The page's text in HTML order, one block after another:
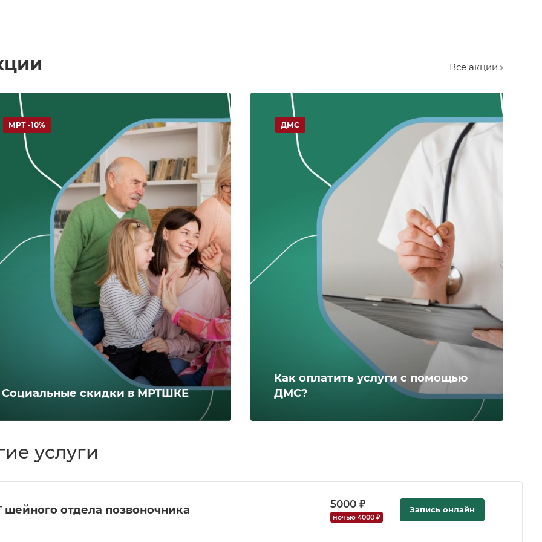
Все акции
Социальные скидки в МРТШКЕ
МРТ -10%
Как оплатить услуги с помощью
ДМС?
ДМС
услуги
шейного отдела позвоночника 5000 ₽
ночью 4000 ₽
Запись онлайн